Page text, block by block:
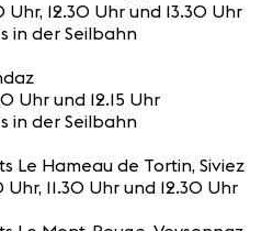
Uhr, 12.30 Uhr und 13.30 Uhr
in der Seilbahn
Uhr und 12.15 Uhr
in der Seilbahn
Le Hameau de Tortin, Siviez
11.30 Uhr und 12.30 Uhr